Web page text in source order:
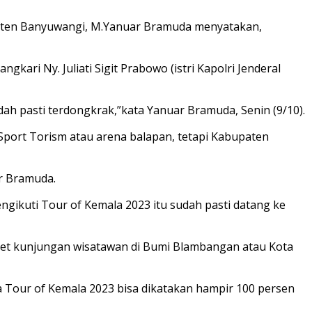
Banyuwangi, M.Yanuar Bramuda menyatakan,
Ny. Juliati Sigit Prabowo (istri Kapolri Jenderal
pasti terdongkrak,”kata Yanuar Bramuda, Senin (9/10).
Torism atau arena balapan, tetapi Kabupaten
Bramuda.
Tour of Kemala 2023 itu sudah pasti datang ke
kunjungan wisatawan di Bumi Blambangan atau Kota
of Kemala 2023 bisa dikatakan hampir 100 persen